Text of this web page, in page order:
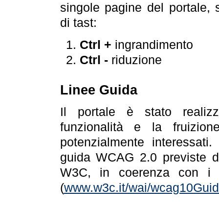
singole pagine del portale,
di tast:
Ctrl + ingrandimento
Ctrl -riduzione
Linee Guida
Il portale è stato
funzionalità e la
potenzialmente
guida WCAG 2.0 previste
W3C, in coerenza con i
(www.w3c.it/wai/